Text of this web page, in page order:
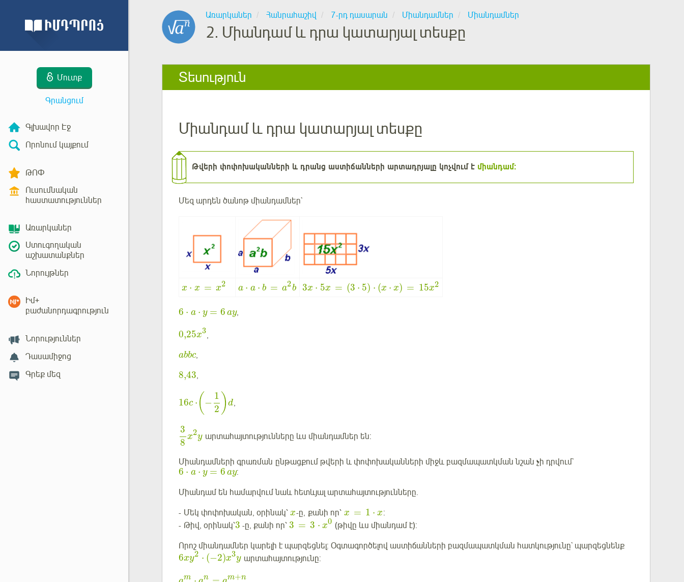
Մուտք
Գրանցում
Գլխավոր Էջ
Որոնում կայքում
ԹՈՓ
Ուսումնական
հաստատություններ
Առարկաներ
Ստուգողական
աշխատանքներ
Նորույթներ
Իմ+
բաժանորդագրություն
Նորություններ
Դասամիջոց
Գրեք մեզ
Առարկաներ Հանրահաշիվ 7-րդ դասարան Միանդամներ Միանդամներ
2. Միանդամ և դրա կատարյալ տեսքը
Տեսություն
Միանդամ և դրա կատարյալ տեսքը
Թվերի փոփոխականների և դրանց աստիճանների արտադրյալը կոչվում է միանդամ:
Մեզ արդեն ծանոթ միանդամներ`
x ⋅ x = x2 a ⋅ a ⋅ b = a2b 3x ⋅ 5x = (3 ⋅ 5) ⋅ (x ⋅ x) = 15x2
6 ⋅ a ⋅ y = 6 ay,
0,25x3,
abbc,
8,43,
16c ⋅ ( −
1
2 )d,
3
8
x2yարտահայտությունները ևս միանդամներ են:
Միանդամների գրառման ընթացքում թվերի և փոփոխականների միջև բազմապատկման նշան չի դրվում`
6 ⋅ a ⋅ y = 6 ay:
Միանդամ են համարվում նաև հետևյալ արտահայտությունները.
- Մեկ փոփոխական, օրինակ՝ x-ը, քանի որ՝ x = 1 ⋅ x:
- Թիվ, օրինակ՝3 -ը, քանի որ՝3 = 3 ⋅ x0 (թիվը ևս միանդամ է):
Որոշ միանդամներ կարելի է պարզեցնել: Օգտագործելով աստիճանների բազմապատկման հատկությունը` պարզեցնենք
6xy2 ⋅ (−2)x3yարտահայտությունը:
m n m+n